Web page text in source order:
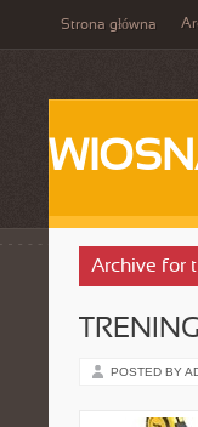
Strona główna
Archive for
POSTED BY